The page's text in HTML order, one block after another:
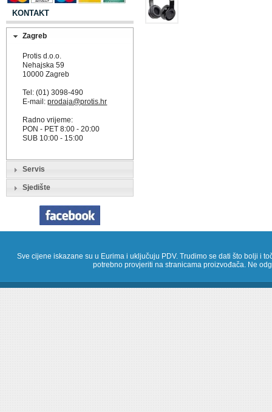
KONTAKT
Zagreb
Protis d.o.o.
Nehajska 59
10000 Zagreb
Tel: (01) 3098-490
E-mail:prodaja@protis.hr
Radno vrijeme:
PON - PET 8:00 - 20:00
SUB 10:00 - 15:00
Servis
Sjedište
Sve cijene iskazane su u Eurima i uključuju PDV. Trudimo se dati što bolji i
potrebno provjeriti na stranicama proizvođača. Ne